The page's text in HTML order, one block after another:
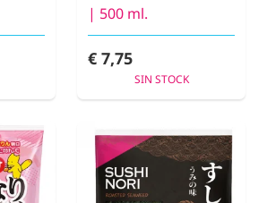
| 500 ml.
€ 7,75
SIN STOCK